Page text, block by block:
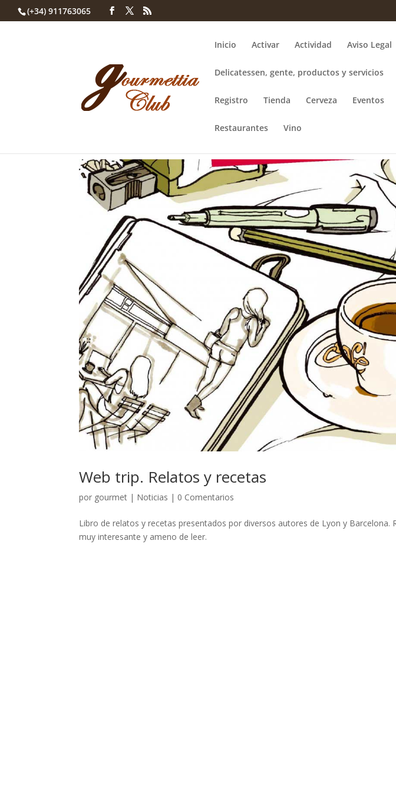
(+34) 911763065
Inicio Activar Actividad Aviso Legal
Delicatessen, gente, productos y servicios
Registro Tienda Cerveza Eventos
Restaurantes Vino
Web trip. Relatos y recetas
por gourmet | Noticias | 0 Comentarios
Libro de relatos y recetas presentados por diversos autores de Lyon y Barcelona.
muy interesante y ameno de leer.